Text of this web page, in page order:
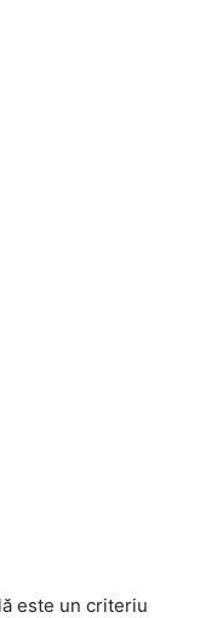
este un criteriu